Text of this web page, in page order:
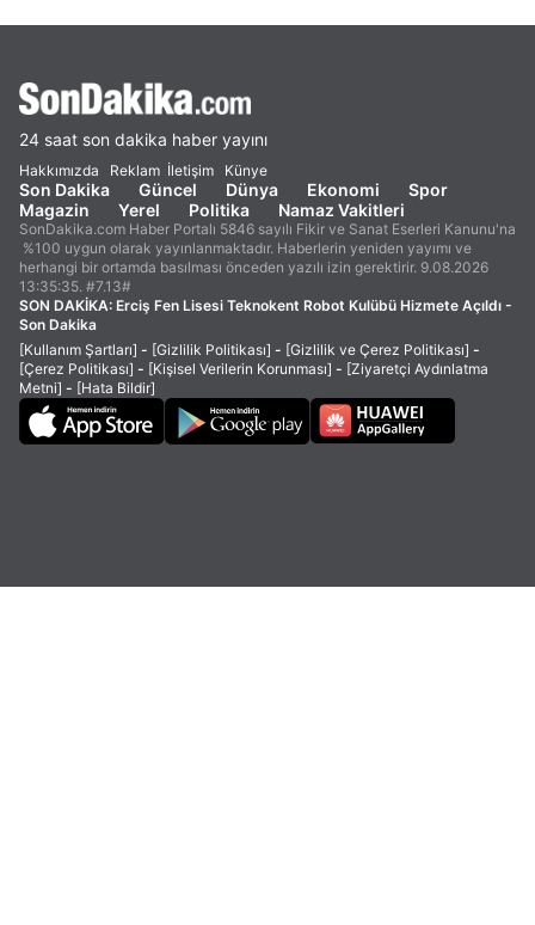
24 saat son dakika haber yayını
Hakkımızda Reklam İletişim Künye
Son Dakika Güncel Dünya Ekonomi
Spor
Magazin
Yerel Politika Namaz Vakitleri
SonDakika.com Haber Portalı 5846 sayılı Fikir ve Sanat Eserleri Kanunu'na
%100 uygun olarak yayınlanmaktadır. Haberlerin yeniden yayımı ve
herhangi bir ortamda basılması önceden yazılı izin gerektirir. 9.08.2026
13:35:35. #7.13#
SON DAKİKA: Erciş Fen Lisesi Teknokent Robot Kulübü Hizmete Açıldı -
Son Dakika
[Kullanım Şartları] - [Gizlilik Politikası] - [Gizlilik ve Çerez Politikası] -
[Çerez Politikası] - [Kişisel Verilerin Korunması] - [Ziyaretçi Aydınlatma
Metni] - [Hata Bildir]